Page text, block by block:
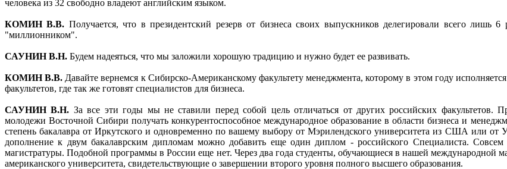
человека из 32 свободно владеют английским языком.
КОМИН В.В. Получается, что в президентский резерв от бизнеса своих выпускников делегировали всего лишь
"миллионником".
САУНИН В.Н. Будем надеяться, что мы заложили хорошую традицию и нужно будет ее развивать.
КОМИН В.В. Давайте вернемся к Сибирско-Американскому факультету менеджмента, которому в этом году
факультетов, где так же готовят специалистов для бизнеса.
САУНИН В.Н. За все эти годы мы не ставили перед собой цель отличаться от других российских факультетов.
молодежи Восточной Сибири получать конкурентоспособное международное образование в области бизнеса и
степень бакалавра от Иркутского и одновременно по вашему выбору от Мэрилендского университета из США или
дополнение к двум бакалаврским дипломам можно добавить еще один диплом - российского Специалиста.
магистратуры. Подобной программы в России еще нет. Через два года студенты, обучающиеся в нашей международной
американского университета, свидетельствующие о завершении второго уровня полного высшего образования.